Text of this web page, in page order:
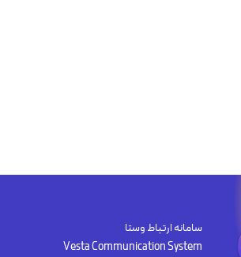
سامانه ارتباط وستا
Vesta Communication System